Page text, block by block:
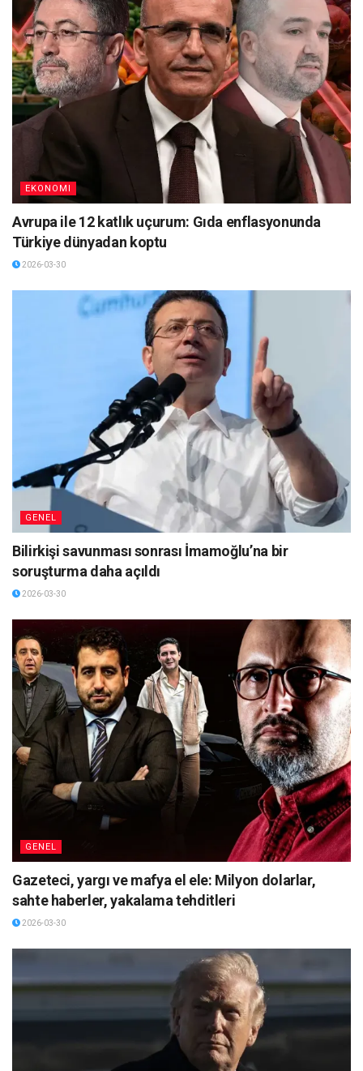
EKONOMI
Avrupa ile 12 katlık uçurum: Gıda enflasyonunda
Türkiye dünyadan koptu
2026-03-30
GENEL
Bilirkişi savunması sonrası İmamoğlu’na bir
soruşturma daha açıldı
2026-03-30
GENEL
Gazeteci, yargı ve mafya el ele: Milyon dolarlar,
sahte haberler, yakalama tehditleri
2026-03-30